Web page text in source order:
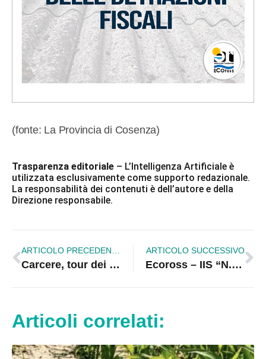
(fonte: La Provincia di Cosenza)
Trasparenza editoriale – L’Intelligenza Artificiale è
utilizzata esclusivamente come supporto redazionale.
La responsabilità dei contenuti è dell’autore e della
Direzione responsabile.
ARTICOLO PRECEDENTE
Carcere, tour dei Radicali Italiani negli istituti penitenziari
ARTICOLO SUCCESSIVO
Ecoross – IIS “N. Green”, progetto al via: studenti sentinelle dell’ambiente
Articoli correlati: